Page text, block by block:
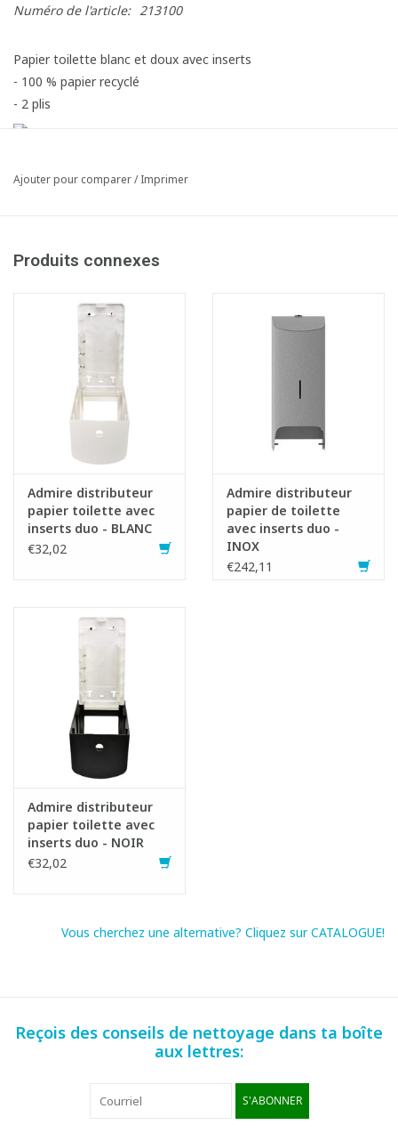
Numéro de l'article: 213100
Papier toilette blanc et doux avec inserts
- 100 % papier recyclé
- 2 plis
Ajouter pour comparer/Imprimer
Produits connexes
Admire distributeur
papier toilette avec
inserts duo - BLANC
€32,02
Admire distributeur
papier de toilette
avec inserts duo -
INOX
€242,11
Admire distributeur
papier toilette avec
inserts duo - NOIR
€32,02
Vous cherchez une alternative? Cliquez sur CATALOGUE!
Reçois des conseils de nettoyage dans ta boîte
aux lettres:
S'ABONNER